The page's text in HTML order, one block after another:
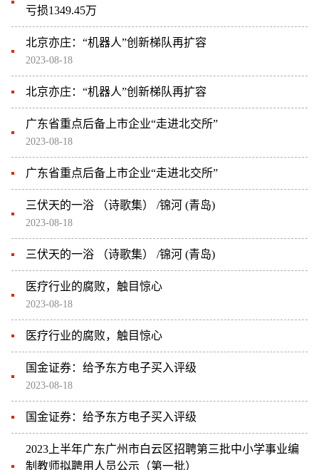
亏损1349.45万
北京亦庄：“机器人”创新梯队再扩容
2023-08-18
北京亦庄：“机器人”创新梯队再扩容
广东省重点后备上市企业“走进北交所”
2023-08-18
广东省重点后备上市企业“走进北交所”
三伏天的一浴 （诗歌集） /锦河 (青岛)
2023-08-18
三伏天的一浴 （诗歌集） /锦河 (青岛)
医疗行业的腐败，触目惊心
2023-08-18
医疗行业的腐败，触目惊心
国金证券：给予东方电子买入评级
2023-08-18
国金证券：给予东方电子买入评级
2023上半年广东广州市白云区招聘第三批中小学事业编
制教师拟聘用人员公示（第一批）